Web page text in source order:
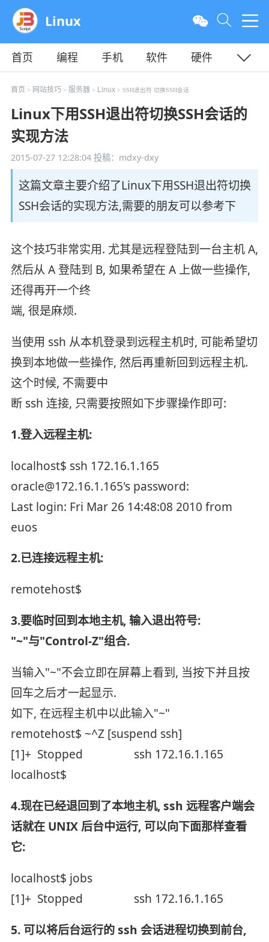
Linux
首页 编程 手机 软件
硬件
教程
平面 服务器
首页 > 网站技巧 > 服务器> Linux> SSH退出符 切换SSH会话
Linux下用SSH退出符切换SSH会话的
实现方法
2015-07-27 12:28:04投稿：mdxy-dxy
这篇文章主要介绍了Linux下用SSH退出符切换
SSH会话的实现方法,需要的朋友可以参考下
这个技巧非常实用. 尤其是远程登陆到一台主机 A,
然后从 A 登陆到 B, 如果希望在 A 上做一些操作,
还得再开一个终
端, 很是麻烦.
当使用 ssh 从本机登录到远程主机时, 可能希望切
换到本地做一些操作, 然后再重新回到远程主机.
这个时候, 不需要中
断 ssh 连接, 只需要按照如下步骤操作即可:
1.登入远程主机:
localhost$ ssh 172.16.1.165
oracle@172.16.1.165's password:
Last login: Fri Mar 26 14:48:08 2010 from
euos
2.已连接远程主机:
remotehost$
3.要临时回到本地主机, 输入退出符号:
"~"与"Control-Z"组合.
当输入"~"不会立即在屏幕上看到, 当按下并且按
回车之后才一起显示.
如下, 在远程主机中以此输入"~"
remotehost$ ~^Z [suspend ssh]
[1]+ Stopped ssh 172.16.1.165
localhost$
4.现在已经退回到了本地主机, ssh 远程客户端会
话就在 UNIX 后台中运行, 可以向下面那样查看
它:
localhost$ jobs
[1]+ Stopped ssh 172.16.1.165
5. 可以将后台运行的 ssh 会话进程切换到前台,